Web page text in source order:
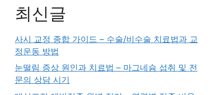
최신글
사시 교정 종합 가이드 – 수술/비수술 치료법과 교